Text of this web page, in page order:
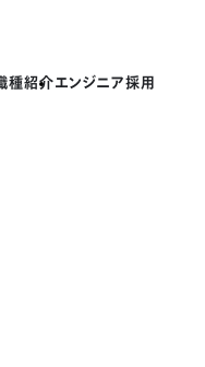
種紹介エンジニア採用